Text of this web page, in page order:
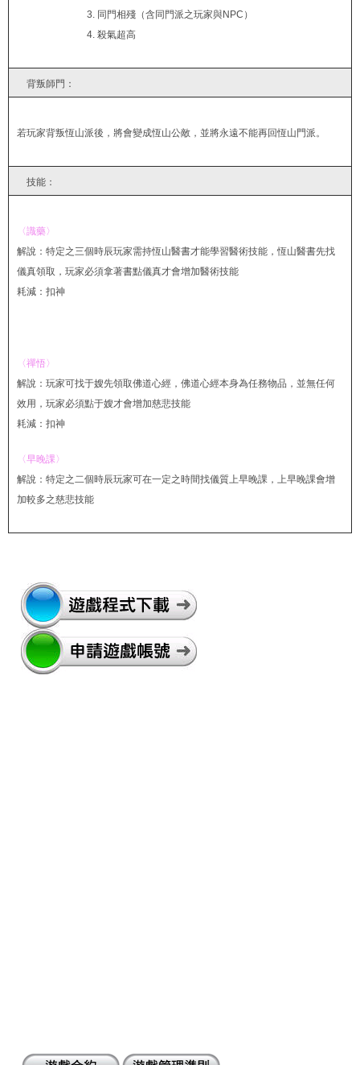
3. 同門相殘（含同門派之玩家與NPC）
4. 殺氣超高
背叛師門：
若玩家背叛恆山派後，將會變成恆山公敵，並將永遠不能再回恆山門派。
技能：
〈識藥〉
解說：特定之三個時辰玩家需持恆山醫書才能學習醫術技能，恆山醫書先找
儀真領取，玩家必須拿著書點儀真才會增加醫術技能
耗減：扣神
〈禪悟〉
解說：玩家可找于嫂先領取佛道心經，佛道心經本身為任務物品，並無任何
效用，玩家必須點于嫂才會增加慈悲技能
耗減：扣神
〈早晚課〉
解說：特定之二個時辰玩家可在一定之時間找儀質上早晚課，上早晚課會增
加較多之慈悲技能